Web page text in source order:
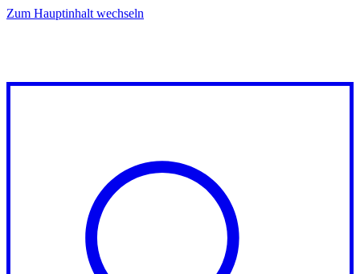
Zum Hauptinhalt wechseln